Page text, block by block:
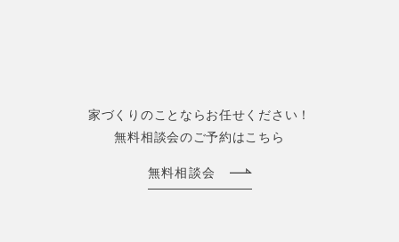
家づくりのことならお任せください！
無料相談会のご予約はこちら
無料相談会